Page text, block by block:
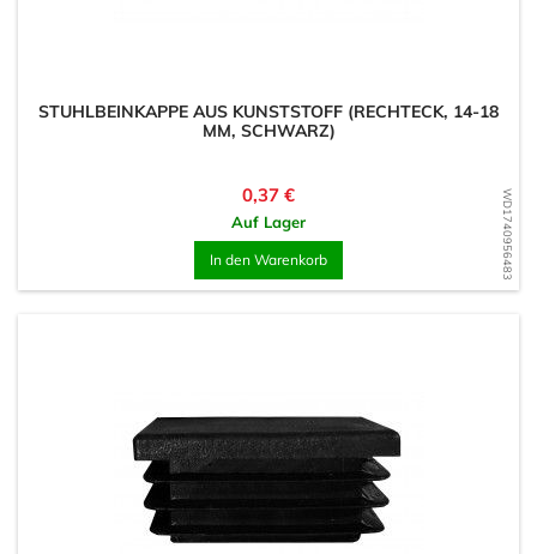
WD1740956483
STUHLBEINKAPPE AUS KUNSTSTOFF (RECHTECK, 14-18
MM, SCHWARZ)
Preis
0,37 €
Auf Lager
In den Warenkorb